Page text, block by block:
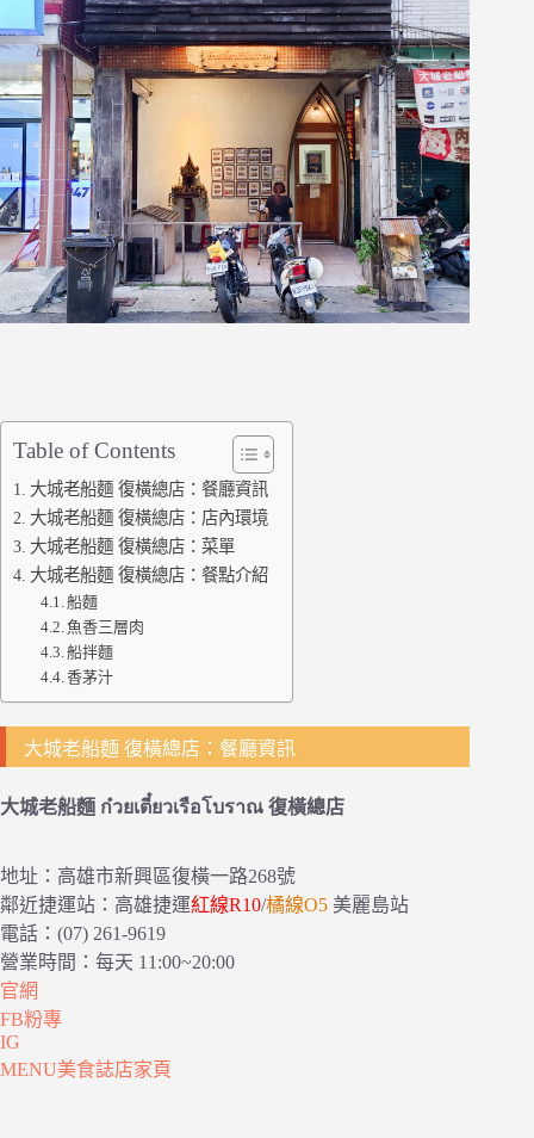
Table of Contents
大城老船麵 復橫總店：餐廳資訊
大城老船麵 復橫總店：店內環境
大城老船麵 復橫總店：菜單
大城老船麵 復橫總店：餐點介紹
船麵
魚香三層肉
船拌麵
香茅汁
大城老船麵 復橫總店：餐廳資訊
大城老船麵 ก๋วยเตี๋ยวเรือโบราณ 復橫總店
地址：高雄市新興區復橫一路268號
鄰近捷運站：高雄捷運紅線R10/橘線O5 美麗島站
電話：(07) 261-9619
營業時間：每天 11:00~20:00
官網
FB粉專
IG
MENU美食誌店家頁